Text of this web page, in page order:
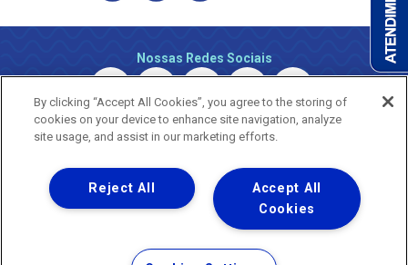
Nossas Redes Sociais
Copyright © 2026 - Todos os Direitos Reservados.
Nossa natureza movimenta a vida
Termos Gerais de Uso de Sites e Aplicativos
By clicking “Accept All Cookies”, you agree to the storing of
cookies on your device to enhance site navigation, analyze
site usage, and assist in our marketing efforts.
Accept All
Cookies
Reject All